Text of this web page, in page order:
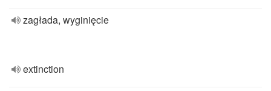
zagłada, wyginięcie
extinction